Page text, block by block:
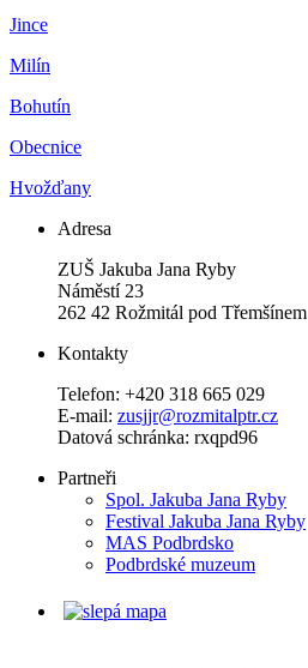
Jince
Milín
Bohutín
Obecnice
Hvožďany
Adresa
ZUŠ Jakuba Jana Ryby
Náměstí 23
262 42 Rožmitál pod Třemšínem
Kontakty
Telefon: +420 318 665 029
E-mail: zusjjr@rozmitalptr.cz
Datová schránka: rxqpd96
Partneři
Spol. Jakuba Jana Ryby
Festival Jakuba Jana Ryby
MAS Podbrdsko
Podbrdské muzeum